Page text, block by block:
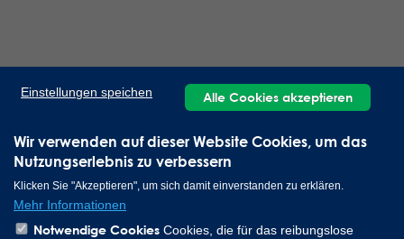
Wir verwenden auf dieser Website Cookies, um das
Nutzungserlebnis zu verbessern
Klicken Sie "Akzeptieren", um sich damit einverstanden zu erklären.
Mehr Informationen
Notwendige Cookies Cookies, die für das reibungslose
Einstellungen speichen Alle Cookies akzeptieren